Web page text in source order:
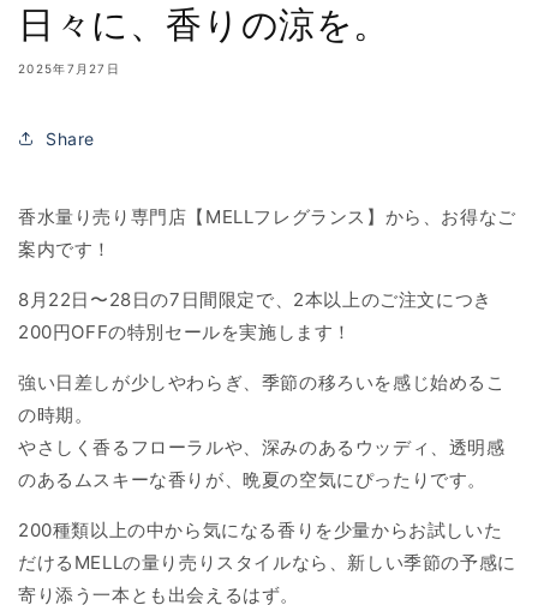
日々に、香りの涼を。
2025年7月27日
Share
香水量り売り専門店【MELLフレグランス】から、お得なご
案内です！
8月22日〜28日の7日間限定で、2本以上のご注文につき
200円OFFの特別セールを実施します！
強い日差しが少しやわらぎ、季節の移ろいを感じ始めるこ
の時期。
やさしく香るフローラルや、深みのあるウッディ、透明感
のあるムスキーな香りが、晩夏の空気にぴったりです。
200種類以上の中から気になる香りを少量からお試しいた
だけるMELLの量り売りスタイルなら、新しい季節の予感に
寄り添う一本とも出会えるはず。